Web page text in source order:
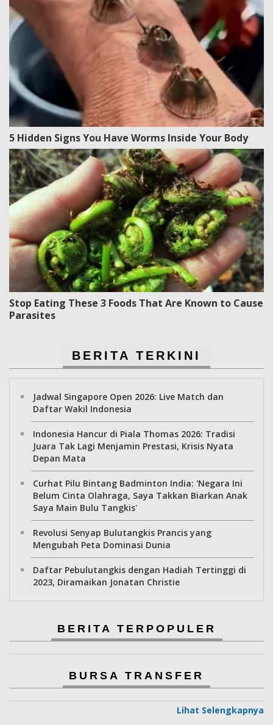
5 Hidden Signs You Have Worms Inside Your Body
Stop Eating These 3 Foods That Are Known to Cause
Parasites
BERITA TERKINI
Jadwal Singapore Open 2026: Live Match dan
Daftar Wakil Indonesia
Indonesia Hancur di Piala Thomas 2026: Tradisi
Juara Tak Lagi Menjamin Prestasi, Krisis Nyata
Depan Mata
Curhat Pilu Bintang Badminton India: 'Negara Ini
Belum Cinta Olahraga, Saya Takkan Biarkan Anak
Saya Main Bulu Tangkis'
Revolusi Senyap Bulutangkis Prancis yang
Mengubah Peta Dominasi Dunia
Daftar Pebulutangkis dengan Hadiah Tertinggi di
2023, Diramaikan Jonatan Christie
BERITA TERPOPULER
BURSA TRANSFER
Lihat Selengkapnya